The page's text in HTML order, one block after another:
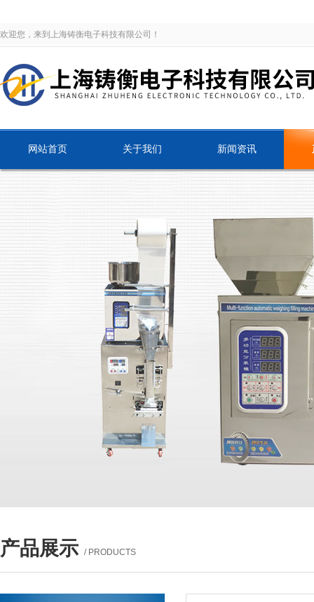
欢迎您，来到上海铸衡电子科技有限公司！
网站首页 关于我们 新闻资讯
产品展示 / PRODUCTS